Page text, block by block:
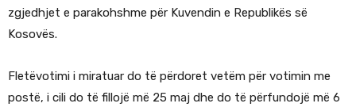
zgjedhjet e parakohshme për Kuvendin e Republikës së
Kosovës.
Fletëvotimi i miratuar do të përdoret vetëm për votimin me
postë, i cili do të fillojë më 25 maj dhe do të përfundojë më 6